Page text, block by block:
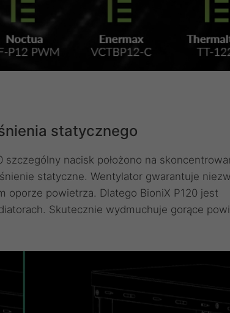
statycznego
nacisk położono na
statyczne. Wentylator gwarantuje
oporze powietrza. Dlatego BioniX P120 jest
Skutecznie wydmuchuje gorące